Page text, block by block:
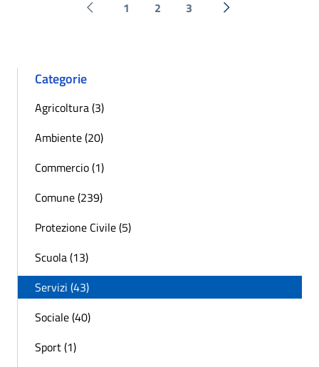
Pagina precedente
1 2 3 Successiva »
Categorie
Agricoltura (3)
Ambiente (20)
Commercio (1)
Comune (239)
Protezione Civile (5)
Scuola (13)
Servizi (43)
Sociale (40)
Sport (1)